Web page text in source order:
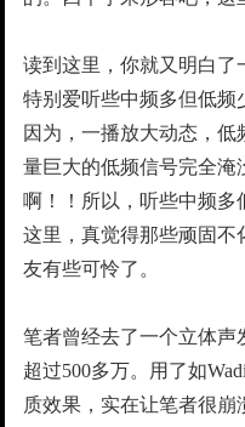
读到这里，你就又明白
特别爱听些中频多但低频
因为，一播放大动态，
量巨大的低频信号完全
啊！！所以，听些中频多
这里，真觉得那些顽固不
友有些可怜了。
笔者曾经去了一个立体
超过500多万。用了如
质效果，实在让笔者很